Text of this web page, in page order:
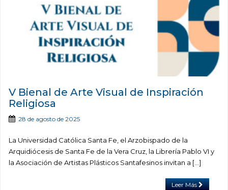
V Bienal de Arte Visual de Inspiración
Religiosa
28 de agosto de 2025
La Universidad Católica Santa Fe, el Arzobispado de la
Arquidiócesis de Santa Fe de la Vera Cruz, la Librería Pablo VI y
la Asociación de Artistas Plásticos Santafesinos invitan a […]
Leer Más